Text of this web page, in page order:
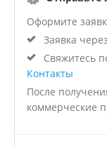
Оформите
Заявка
Свяжитесь
Контакты
После
коммерческие